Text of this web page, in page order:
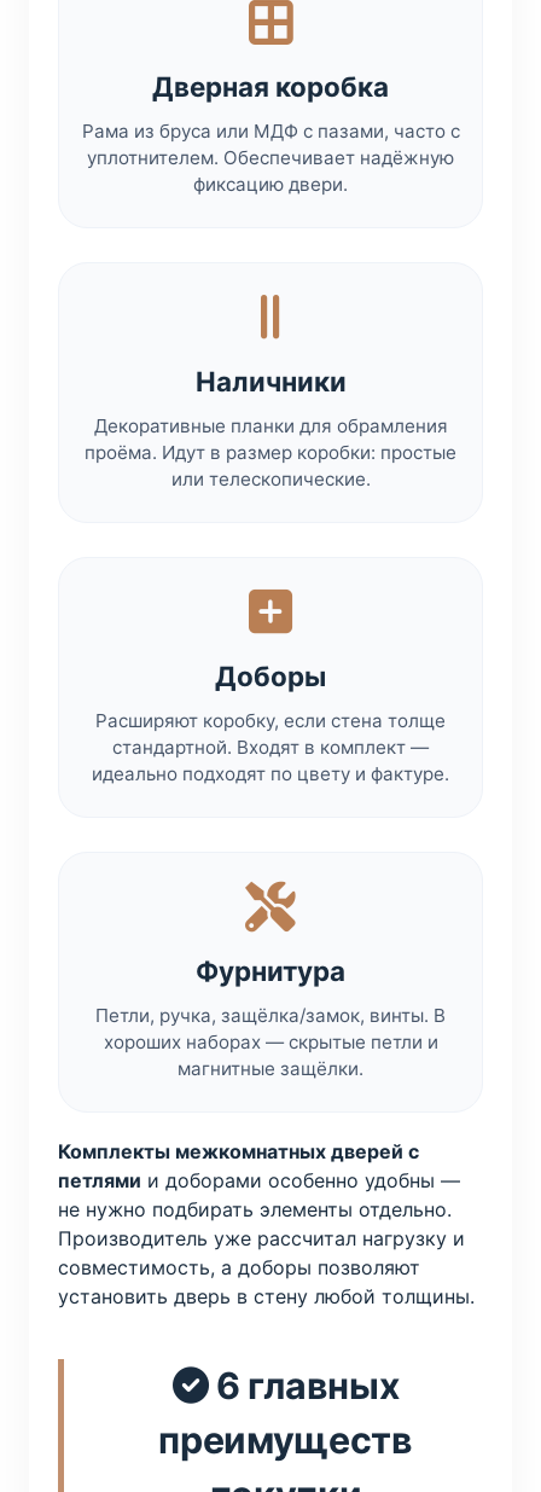
Дверная коробка
Рама из бруса или МДФ с пазами, часто с
уплотнителем. Обеспечивает надёжную
фиксацию двери.
Наличники
Декоративные планки для обрамления
проёма. Идут в размер коробки: простые
или телескопические.
Доборы
Расширяют коробку, если стена толще
стандартной. Входят в комплект —
идеально подходят по цвету и фактуре.
Фурнитура
Петли, ручка, защёлка/замок, винты. В
хороших наборах — скрытые петли и
магнитные защёлки.
Комплекты межкомнатных дверей с
петлями и доборами особенно удобны —
не нужно подбирать элементы отдельно.
Производитель уже рассчитал нагрузку и
совместимость, а доборы позволяют
установить дверь в стену любой толщины.
6 главных
преимуществ